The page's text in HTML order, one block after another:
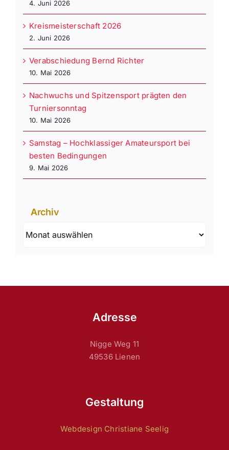
4. Juni 2026
Kreismeisterschaft 2026
2. Juni 2026
Verabschiedung Bernd Richter
10. Mai 2026
Nachwuchs und Spitzensport prägten den
Turniersonntag
10. Mai 2026
Samstag – Hochklassiger Amateursport bei
besten Bedingungen
9. Mai 2026
Archiv
Adresse
Nigge Weg 11
49536 Lienen
Gestaltung
Webdesign Christiane Seelig